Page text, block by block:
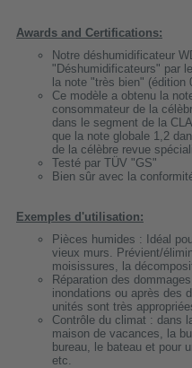
Awards and Certifications:
Notre déshumidificateur
"Déshumidificateurs" par
la note "très bien" (édition
Ce modèle a obtenu la
consommateur de la
dans le segment de la
que la note globale 1,2
de la célèbre revue
Testé par TÜV "GS"
Bien sûr avec la
Exemples d'utilisation:
Pièces humides : Idéal
vieux murs. Prévient/
moisissures, la
Réparation des
inondations ou après des
unités sont très
Contrôle du climat : dans
maison de vacances, la
bureau, le bateau et pour
etc.